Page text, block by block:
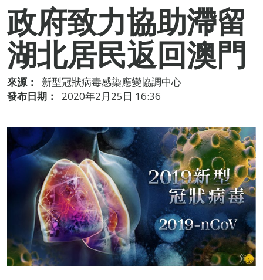
政府致力協助滯留
湖北居民返回澳門
來源：
新型冠狀病毒感染應變協調中心
發布日期：
2020年2月25日 16:36